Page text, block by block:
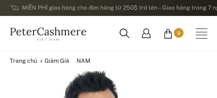
MIỄN PHÍ giao hàng cho đơn hàng từ 250$ trở lên – Giao hàng trong 7
PeterCashmere
VIỆT NAM
0
Trang chủ Giảm Giá NAM